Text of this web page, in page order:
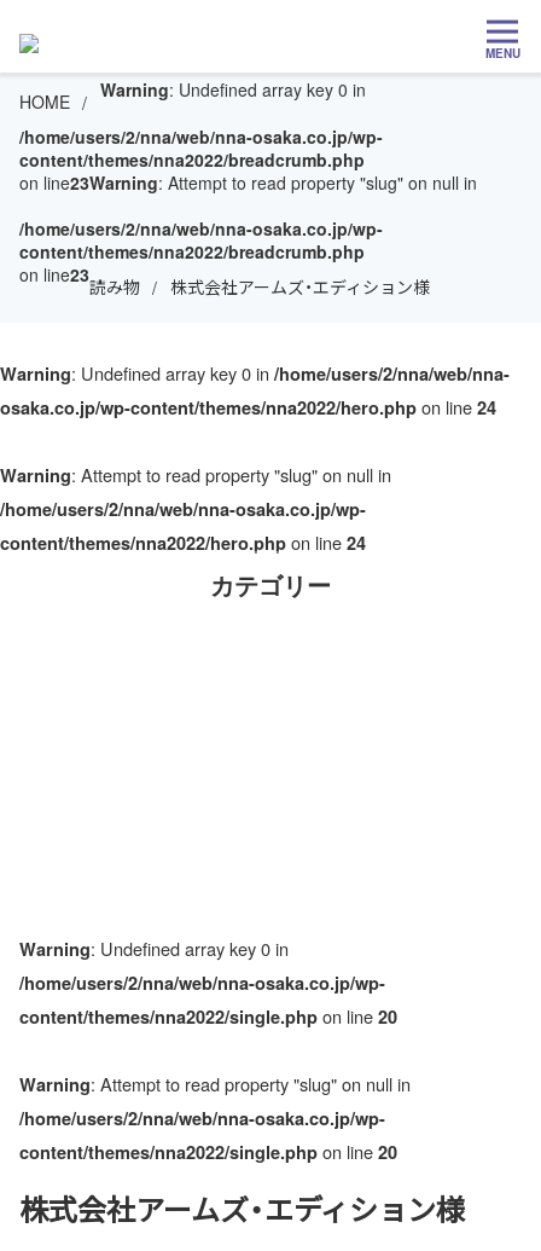
MENU
HOME Warning: Undefined array key 0 in
/home/users/2/nna/web/nna-osaka.co.jp/wp-
content/themes/nna2022/breadcrumb.php
on line23Warning: Attempt to read property "slug" on null in
/home/users/2/nna/web/nna-osaka.co.jp/wp-
content/themes/nna2022/breadcrumb.php
on line23読み物 株式会社アームズ・エディション様
Warning: Undefined array key 0 in /home/users/2/nna/web/nna-
osaka.co.jp/wp-content/themes/nna2022/hero.php on line 24
Warning: Attempt to read property "slug" on null in
/home/users/2/nna/web/nna-osaka.co.jp/wp-
content/themes/nna2022/hero.php on line 24
カテゴリー
Warning: Undefined array key 0 in
/home/users/2/nna/web/nna-osaka.co.jp/wp-
content/themes/nna2022/single.php on line 20
Warning: Attempt to read property "slug" on null in
/home/users/2/nna/web/nna-osaka.co.jp/wp-
content/themes/nna2022/single.php on line 20
株式会社アームズ・エディション様